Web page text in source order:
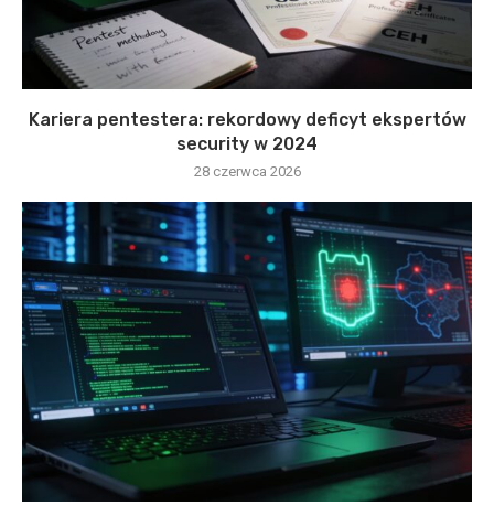
Kariera pentestera: rekordowy deficyt ekspertów
security w 2024
28 czerwca 2026